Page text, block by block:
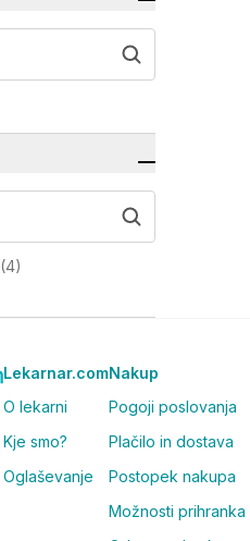
(4)
Lekarnar.com
O lekarni
Kje smo?
Oglaševanje
Nakup
Pogoji poslovanja
Plačilo in dostava
Postopek nakupa
Možnosti prihranka